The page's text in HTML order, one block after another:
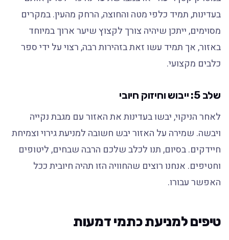
בעדינות, תמיד כלפי מטה והחוצה, הרחק מהעין. במקרים
מסוימים, ייתכן שיהיה צורך לקצוץ שיער ארוך במיוחד
באזור, אך תמיד עשו זאת בזהירות רבה, רצוי על ידי ספר
כלבים מקצועי.
שלב 5: ייבוש וחיזוק חיובי
לאחר הניקוי, יבשו בעדינות את האזור עם מגבת נקייה
ויבשה. שמירה על האזור יבש חשובה למניעת גירוי וצמיחת
חיידקים. בסיום, תנו לכלב שלכם הרבה שבחים, ליטופים
וחטיפים. אנחנו רוצים שהחוויה הזו תהיה חיובית ככל
האפשר עבורו.
טיפים למניעת כתמי דמעות